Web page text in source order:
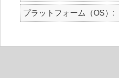
プラットフォーム（OS）